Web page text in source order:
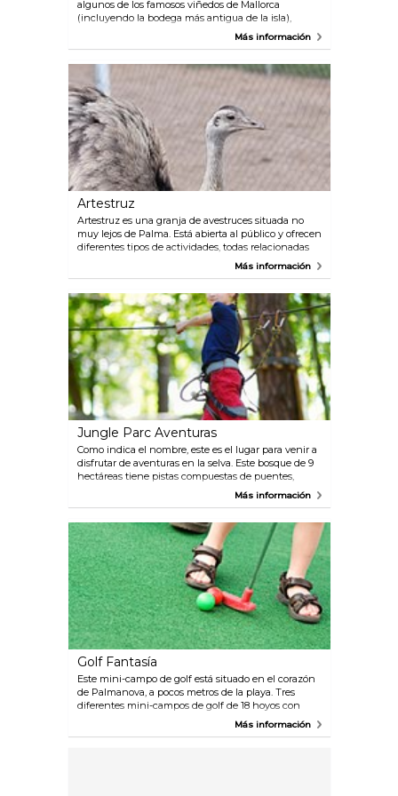
algunos de los famosos viñedos de Mallorca
(incluyendo la bodega más antigua de la isla),
donde los visitantes tienen la oportunidad de probar
de la cultura del vino de Mallorca.
Más información
Artestruz
Artestruz es una granja de avestruces situada no
muy lejos de Palma. Está abierta al público y ofrecen
diferentes tipos de actividades, todas relacionadas
con las grandes aves. Tendrá la oportunidad de
Más información
Jungle Parc Aventuras
Como indica el nombre, este es el lugar para venir a
disfrutar de aventuras en la selva. Este bosque de 9
hectáreas tiene pistas compuestas de puentes,
cables y tirolinas de la copa de un árbol a otro. Hay
encontrar algo divertido que hacer.
Más información
Golf Fantasía
Este mini-campo de golf está situado en el corazón
de Palmanova, a pocos metros de la playa. Tres
diferentes mini-campos de golf de 18 hoyos con
cascadas y diferentes obstáculos y un bar de
Más información